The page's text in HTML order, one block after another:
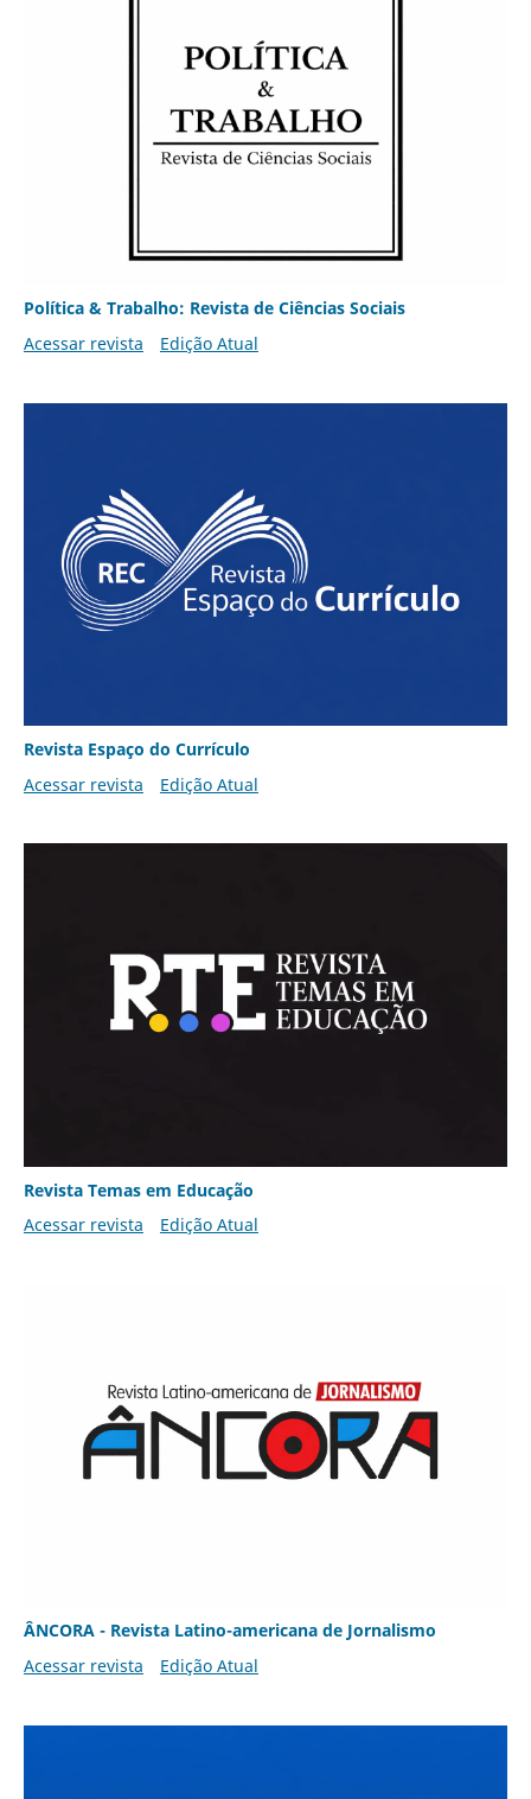
Política & Trabalho: Revista de Ciências Sociais
Acessar revista
Edição Atual
Revista Espaço do Currículo
Acessar revista
Edição Atual
Revista Temas em Educação
Acessar revista
Edição Atual
ÂNCORA - Revista Latino-americana de Jornalismo
Acessar revista
Edição Atual